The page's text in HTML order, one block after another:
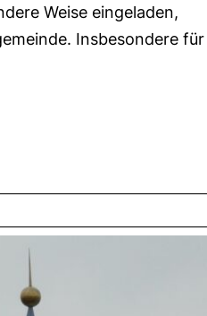
Weise eingeladen,
Insbesondere für